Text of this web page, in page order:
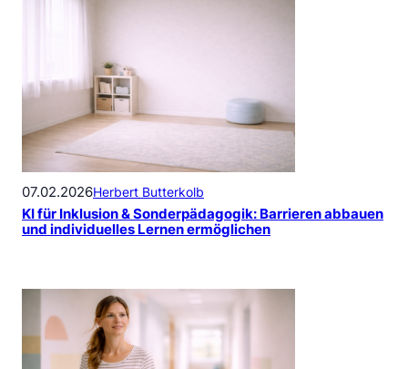
07.02.2026Herbert Butterkolb
KI für Inklusion & Sonderpädagogik: Barrieren abbauen
und individuelles Lernen ermöglichen